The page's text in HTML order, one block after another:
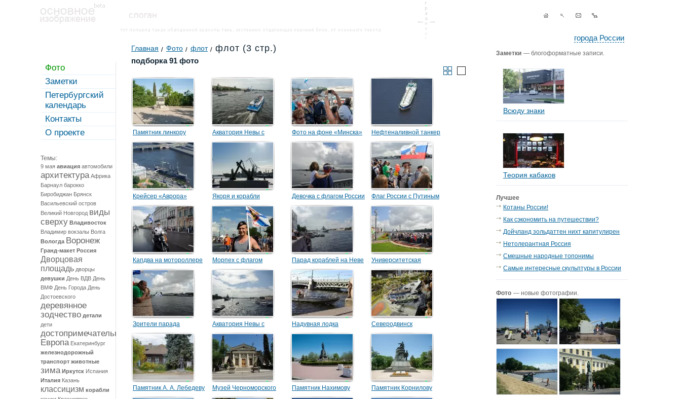
города России
Фото
Заметки
Петербургский
календарь
Контакты
О проекте
Темы:
9 мая авиация автомобили
архитектура Африка
Барнаул барокко
Биробиджан Брянск
Васильевский остров
Великий Новгород виды
сверху Владивосток
Владимир вокзалы Волга
Вологда Воронеж
Гранд-макет Россия
Дворцовая
площадь дворцы
девушки День ВДВ День
ВМФ День Города День
Достоевского
деревянное
зодчество детали
дети
достопримечательности
Европа Екатеринбург
железнодорожный
транспорт животные
зима Иркутск Испания
Италия Казань
классицизм корабли
Главная Фото флот флот (3 стр.)
подборка 91 фото
Памятник линкору
«Севастополь»
Акватория Невы с
боевыми кораблями
Фото на фоне «Минска» Нефтеналивной танкер
Крейсер «Аврора» Якоря и корабли Девочка с флагом России Флаг России с Путиным
Капдва на мотороллере Морпех с флагом Парад кораблей на Неве
Университетская
набережная
Зрители парада
кораблей
Акватория Невы с
боевыми кораблями
Надувная лодка
Спецназа ВМФ
Северодвинск
Памятник А. А. Лебедеву
Музей Черноморского
Памятник Нахимову Памятник Корнилову
Заметки — блогоформатные записи.
Всюду знаки
Теория кабаков
Лучшее
Котаны России!
Как сэкономить на путешествии?
Дойчланд зольдаттен нихт капитулирен
Нетолерантная Россия
Смешные народные топонимы
Самые интересные скульптуры в России
Фото — новые фотографии.